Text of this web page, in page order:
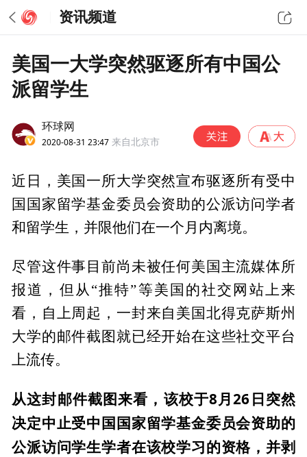
资讯频道
美国一大学突然驱逐所有中国公
派留学生
环球网
2020-08-31 23:47 来自北京市
近日，美国一所大学突然宣布驱逐所有受中
国国家留学基金委员会资助的公派访问学者
和留学生，并限他们在一个月内离境。
尽管这件事目前尚未被任何美国主流媒体所
报道，但从“推特”等美国的社交网站上来
看，自上周起，一封来自美国北得克萨斯州
大学的邮件截图就已经开始在这些社交平台
上流传。
从这封邮件截图来看，该校于8月26日突然
决定中止受中国国家留学基金委员会资助的
公派访问学生学者在该校学习的资格，并剥